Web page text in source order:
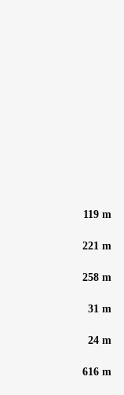
119 m
221 m
258 m
31 m
24 m
616 m